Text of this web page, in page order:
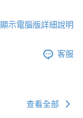
顯示電腦版詳細說明
客服
查看全部